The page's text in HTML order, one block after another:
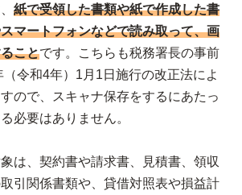
紙で受領した書類や紙で作成した書
マートフォンなどで読み取って、画
ことです。こちらも税務署長の事前
令和4年）1月1日施行の改正法によ
ので、スキャナ保存をするにあたっ
必要はありません。
は、契約書や請求書、見積書、領収
引関係書類や、貸借対照表や損益計